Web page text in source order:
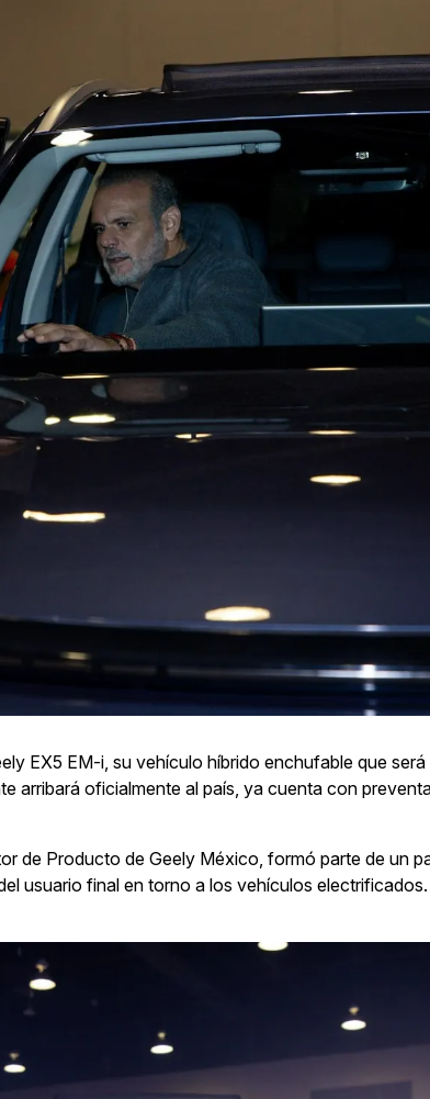
EX5 EM-i, su vehículo híbrido enchufable que
arribará oficialmente al país, ya cuenta con
de Producto de Geely México, formó parte de un
usuario final en torno a los vehículos electrificados.